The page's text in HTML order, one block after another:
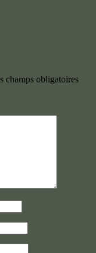
champs obligatoires